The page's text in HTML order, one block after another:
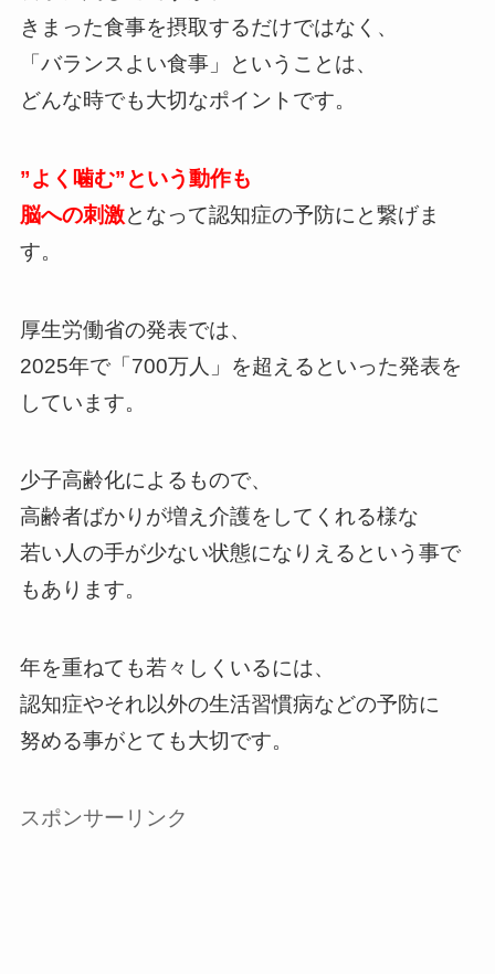
きまった食事を摂取するだけではなく、
「バランスよい食事」ということは、
どんな時でも大切なポイントです。
”よく噛む”という動作も
脳への刺激となって認知症の予防にと繋げま
す。
厚生労働省の発表では、
2025年で「700万人」を超えるといった発表を
しています。
少子高齢化によるもので、
高齢者ばかりが増え介護をしてくれる様な
若い人の手が少ない状態になりえるという事で
もあります。
年を重ねても若々しくいるには、
認知症やそれ以外の生活習慣病などの予防に
努める事がとても大切です。
スポンサーリンク